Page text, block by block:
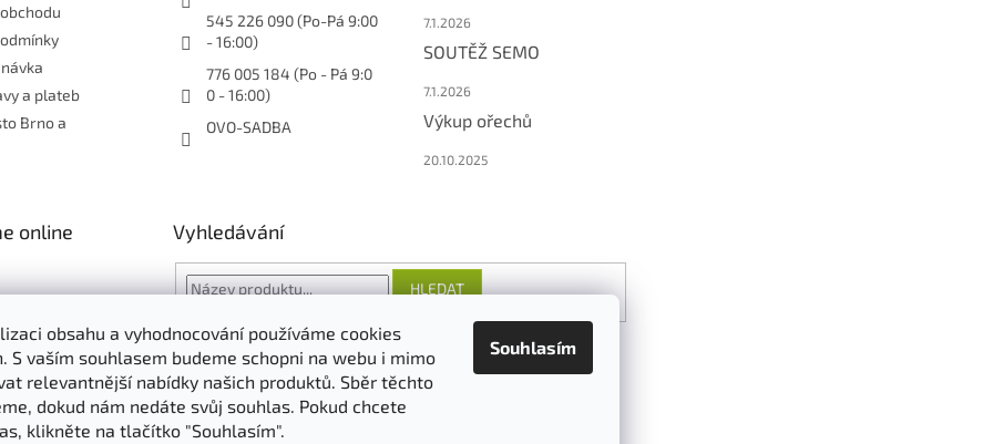
obsahu a vyhodnocování používáme cookies
S vaším souhlasem budeme schopni na webu i mimo
relevantnější nabídky našich produktů. Sběr těchto
dokud nám nedáte svůj souhlas. Pokud chcete
klikněte na tlačítko "Souhlasím".
Souhlasím
a plateb
Brno a
545 226 090 (Po-Pá 9:00
- 16:00)
776 005 184 (Po - Pá 9:0
0 - 16:00)
OVO-SADBA
7.1.2026
SOUTĚŽ SEMO
7.1.2026
Výkup ořechů
20.10.2025
online
Vyhledávání
HLEDAT
O nás FORESTINA AGRO CS